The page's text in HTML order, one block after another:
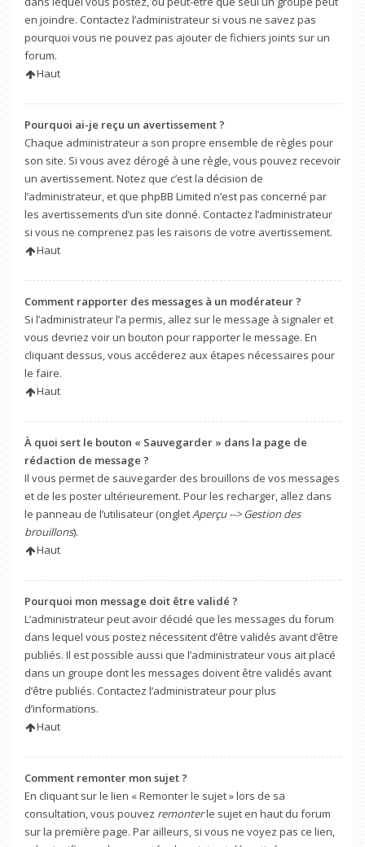
en joindre. Contactez l’administrateur si vous ne savez pas
pourquoi vous ne pouvez pas ajouter de fichiers joints sur un
forum.
Haut
Pourquoi ai-je reçu un avertissement ?
Chaque administrateur a son propre ensemble de règles pour
son site. Si vous avez dérogé à une règle, vous pouvez recevoir
un avertissement. Notez que c’est la décision de
l’administrateur, et que phpBB Limited n’est pas concerné par
les avertissements d’un site donné. Contactez l’administrateur
si vous ne comprenez pas les raisons de votre avertissement.
Haut
Comment rapporter des messages à un modérateur ?
Si l’administrateur l’a permis, allez sur le message à signaler et
vous devriez voir un bouton pour rapporter le message. En
cliquant dessus, vous accéderez aux étapes nécessaires pour
le faire.
Haut
À quoi sert le bouton « Sauvegarder » dans la page de
rédaction de message ?
Il vous permet de sauvegarder des brouillons de vos messages
et de les poster ultérieurement. Pour les recharger, allez dans
le panneau de l’utilisateur (ongletAperçu --> Gestion des
brouillons).
Haut
Pourquoi mon message doit être validé ?
L’administrateur peut avoir décidé que les messages du forum
dans lequel vous postez nécessitent d’être validés avant d’être
publiés. Il est possible aussi que l’administrateur vous ait placé
dans un groupe dont les messages doivent être validés avant
d’être publiés. Contactez l’administrateur pour plus
d’informations.
Haut
Comment remonter mon sujet ?
En cliquant sur le lien « Remonter le sujet » lors de sa
consultation, vous pouvez remonterle sujet en haut du forum
sur la première page. Par ailleurs, si vous ne voyez pas ce lien,